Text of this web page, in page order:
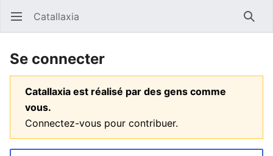
Ouvrir le menu principal Catallaxia
Se connecter
Catallaxia est réalisé par des gens comme
vous.
Connectez-vous pour contribuer.